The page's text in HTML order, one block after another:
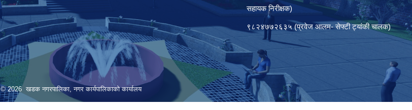
सहायक निरीक्षक)
९८२४७७२६३५ (प्रवेज आलम- सेफ्टी ट्यांकी चालक)
© 2026 खडक नगरपालिका, नगर कार्यपालिकाकाे कार्यालय